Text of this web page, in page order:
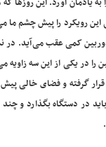
رویکرد را پیش چشم ما
کمی عقب می آید. در
را در یکی از این سه
گرفته و فضای خالی پیش
در دستگاه بگذارد و چند